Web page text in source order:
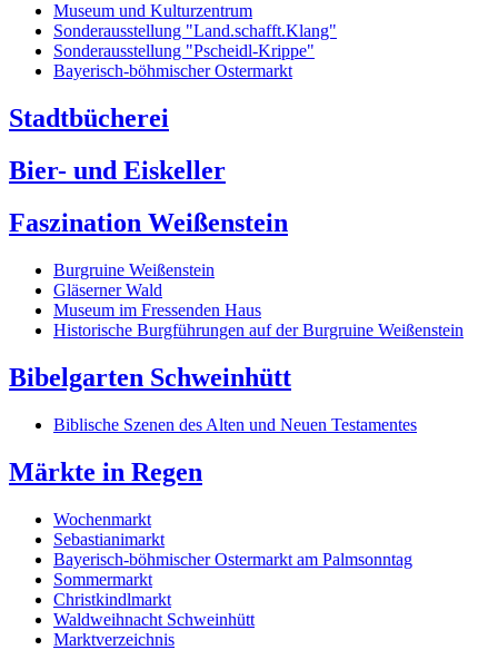
Museum und Kulturzentrum
Sonderausstellung "Land.schafft.Klang"
Sonderausstellung "Pscheidl-Krippe"
Bayerisch-böhmischer Ostermarkt
Stadtbücherei
Bier- und Eiskeller
Faszination Weißenstein
Burgruine Weißenstein
Gläserner Wald
Museum im Fressenden Haus
Historische Burgführungen auf der Burgruine Weißenstein
Bibelgarten Schweinhütt
Biblische Szenen des Alten und Neuen Testamentes
Märkte in Regen
Wochenmarkt
Sebastianimarkt
Bayerisch-böhmischer Ostermarkt am Palmsonntag
Sommermarkt
Christkindlmarkt
Waldweihnacht Schweinhütt
Marktverzeichnis